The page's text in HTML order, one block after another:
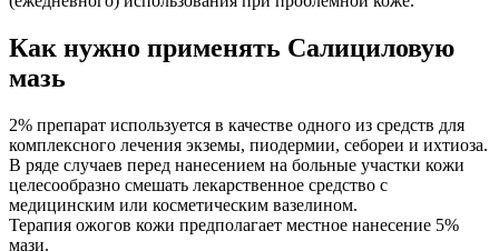
Как нужно применять Салициловую
мазь
2% препарат используется в качестве одного из средств для
комплексного лечения экземы, пиодермии, себореи и ихтиоза.
В ряде случаев перед нанесением на больные участки кожи
целесообразно смешать лекарственное средство с
медицинским или косметическим вазелином.
Терапия ожогов кожи предполагает местное нанесение 5%
мази.